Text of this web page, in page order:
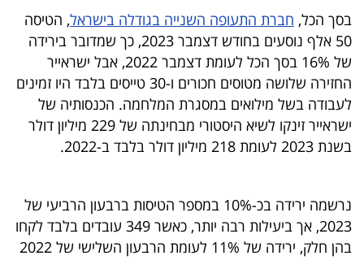
40
UNDER
40
שיתופי
פעולה
דרושים
בסך הכל, חברת התעופה השנייה בגודלה בישראל, הטיסה
50 אלף נוסעים בחודש דצמבר 2023, כך שמדובר בירידה
של 16% בסך הכל לעומת דצמבר 2022, אבל ישראייר
החזירה שלושה מטוסים חכורים ו-30 טייסים בלבד היו זמינים
לעבודה בשל מילואים במסגרת המלחמה. הכנסותיה של
ישראייר זינקו לשיא היסטורי מבחינתה של 229 מיליון דולר
בשנת 2023 לעומת 218 מיליון דולר בלבד ב-2022.
נרשמה ירידה בכ-10% במספר הטיסות ברבעון הרביעי של
2023, אך ביעילות רבה יותר, כאשר 349 עובדים בלבד לקחו
בהן חלק, ירידה של 11% לעומת הרבעון השלישי של 2022